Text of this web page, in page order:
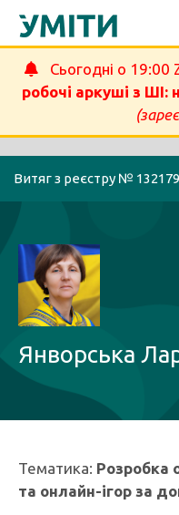
Перейти
Сьогодні о 19:00
робочі аркуші з
Витяг з реєстру № 132179
Янворська
Тематика: Розробка
та онлайн-ігор за